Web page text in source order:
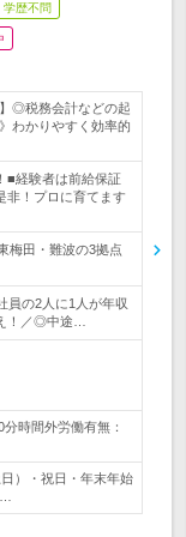
学歴不問
◎税務会計などの起
わかりやすく効率的
■経験者は前給保証
非！プロに育てます
梅田・難波の3拠点
の2人に1人が年収
！／◎中途…
時間外労働有無：
）・祝日・年末年始